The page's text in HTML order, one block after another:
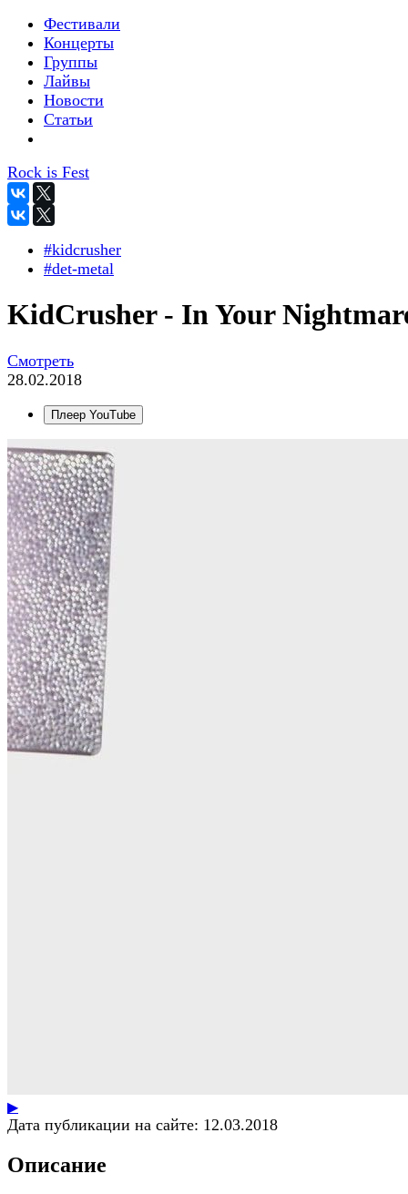
Фестивали
Концерты
Группы
Лайвы
Новости
Статьи
Rock is Fest
#kidcrusher
#det-metal
KidCrusher - In Your
Смотреть
28.02.2018
Плеер YouTube
▶
Дата публикации на сайте: 12.03.2018
Описание